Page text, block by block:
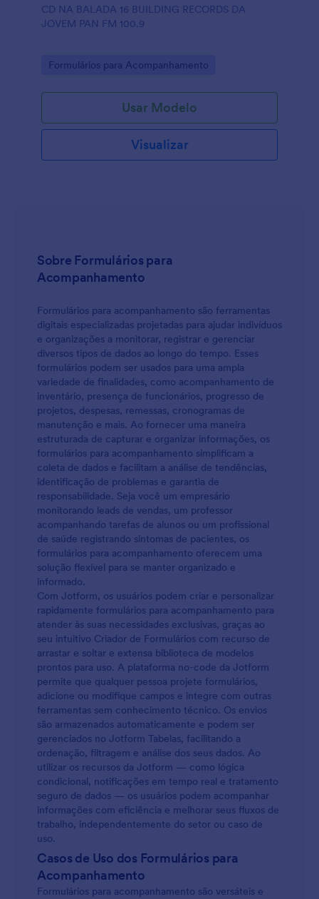
CD NA BALADA 16 BUILDING RECORDS DA
JOVEM PAN FM 100.9
Go to Category:
Formulários para Acompanhamento
Usar Modelo
Visualizar
Sobre Formulários para
Acompanhamento
Formulários para acompanhamento são ferramentas
digitais especializadas projetadas para ajudar indivíduos
e organizações a monitorar, registrar e gerenciar
diversos tipos de dados ao longo do tempo. Esses
formulários podem ser usados para uma ampla
variedade de finalidades, como acompanhamento de
inventário, presença de funcionários, progresso de
projetos, despesas, remessas, cronogramas de
manutenção e mais. Ao fornecer uma maneira
estruturada de capturar e organizar informações, os
formulários para acompanhamento simplificam a
coleta de dados e facilitam a análise de tendências,
identificação de problemas e garantia de
responsabilidade. Seja você um empresário
monitorando leads de vendas, um professor
acompanhando tarefas de alunos ou um profissional
de saúde registrando sintomas de pacientes, os
formulários para acompanhamento oferecem uma
solução flexível para se manter organizado e
informado.
Com Jotform, os usuários podem criar e personalizar
rapidamente formulários para acompanhamento para
atender às suas necessidades exclusivas, graças ao
seu intuitivo Criador de Formulários com recurso de
arrastar e soltar e extensa biblioteca de modelos
prontos para uso. A plataforma no-code da Jotform
permite que qualquer pessoa projete formulários,
adicione ou modifique campos e integre com outras
ferramentas sem conhecimento técnico. Os envios
são armazenados automaticamente e podem ser
gerenciados no Jotform Tabelas, facilitando a
ordenação, filtragem e análise dos seus dados. Ao
utilizar os recursos da Jotform — como lógica
condicional, notificações em tempo real e tratamento
seguro de dados — os usuários podem acompanhar
informações com eficiência e melhorar seus fluxos de
trabalho, independentemente do setor ou caso de
uso.
Casos de Uso dos Formulários para
Acompanhamento
Formulários para acompanhamento são versáteis e